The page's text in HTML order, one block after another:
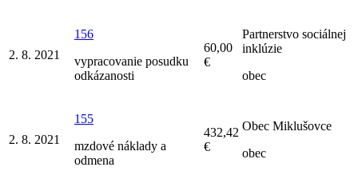
2. 8. 2021
156
vypracovanie posudku
odkázanosti
60,00
€
Partnerstvo sociálnej
inklúzie
obec
2. 8. 2021
155
mzdové náklady a
odmena
432,42
€
Obec Miklušovce
obec